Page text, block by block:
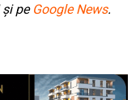
și pe Google News.